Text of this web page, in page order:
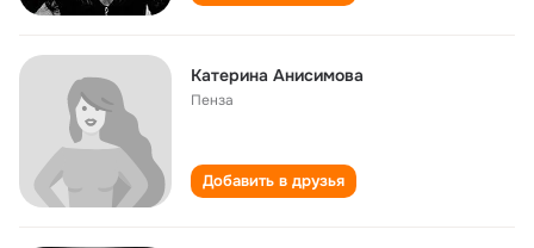
Катерина Анисимова
Пенза
Добавить в друзья